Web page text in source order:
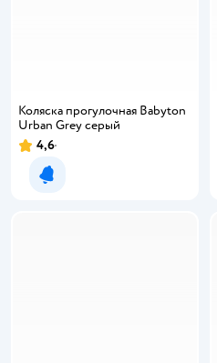
Коляска прогулочная Babyton
Urban Grey серый
4,6
Уведомить о появлении